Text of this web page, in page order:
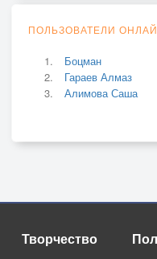
ПОЛЬЗОВАТЕЛИ
Боцман
Гараев Алмаз
Алимова Саша
Творчество